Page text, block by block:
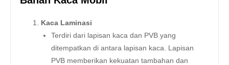
Kaca Laminasi
Terdiri dari lapisan kaca dan PVB yang
ditempatkan di antara lapisan kaca. Lapisan
PVB memberikan kekuatan tambahan dan